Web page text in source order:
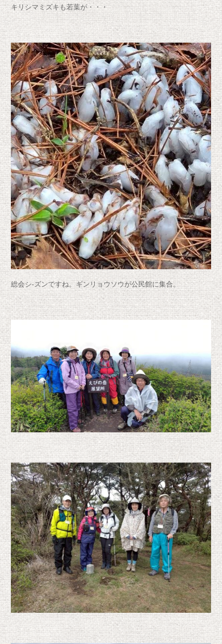
キリシマミズキも若葉が・・・
総会シ-ズンですね。ギンリョウソウが公民館に集合。